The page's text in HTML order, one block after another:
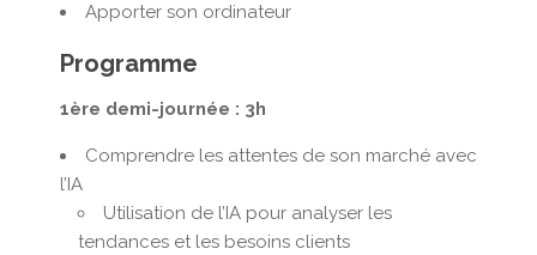
Apporter son ordinateur
Programme
1ère demi-journée : 3h
Comprendre les attentes de son marché avec
l’IA
Utilisation de l’IA pour analyser les
tendances et les besoins clients